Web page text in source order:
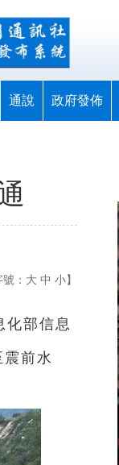
通說 政府發佈
號： 大 中 小】
化部信息
前水